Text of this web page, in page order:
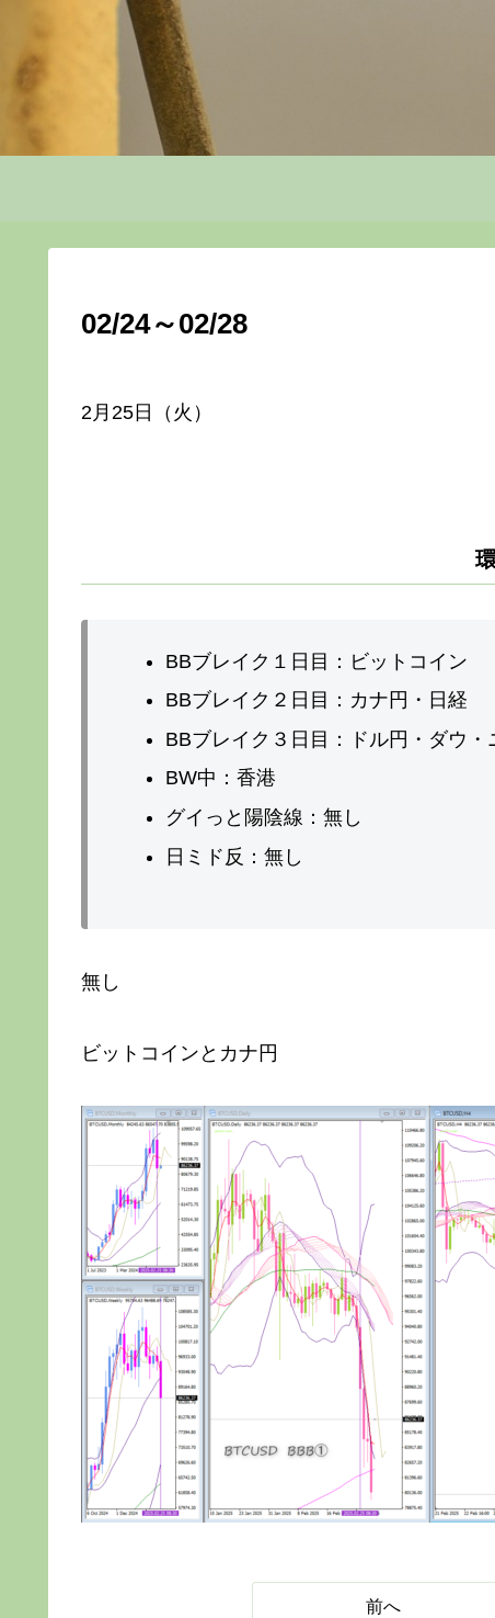
02/24～02/28
2月25日（火）
BBブレイク１日目：ビットコイン
BBブレイク２日目：カナ円・日経
BBブレイク３日目：ドル円・ダウ
BW中：香港
グイっと陽陰線：無し
日ミド反：無し
無し
ビットコインとカナ円
前へ